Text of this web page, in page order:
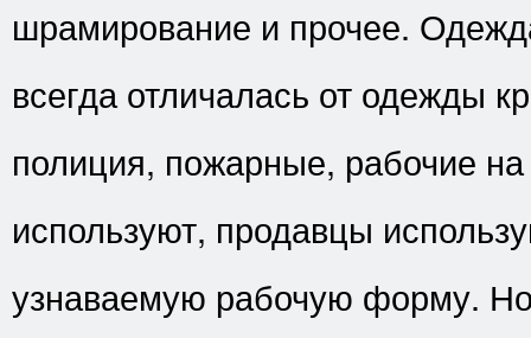
шрамирование и прочее.
всегда отличалась от одежды
полиция, пожарные, рабочие на
используют, продавцы
узнаваемую рабочую форму.